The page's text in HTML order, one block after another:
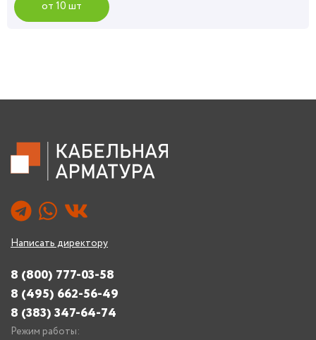
от 10 шт
Написать директору
8 (800) 777-03-58
8 (495) 662-56-49
8 (383) 347-64-74
Режим работы: